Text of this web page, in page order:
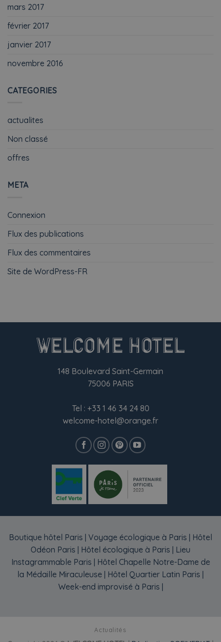
mars 2017
février 2017
janvier 2017
novembre 2016
CATEGORIES
actualites
Non classé
offres
META
Connexion
Flux des publications
Flux des commentaires
Site de WordPress-FR
148 Boulevard Saint-Germain
75006 PARIS
Tel : +33 1 46 34 24 80
welcome-hotel@orange.fr
Boutique hôtel Paris Voyage écologique à Paris
Hôtel
Odéon Paris
Hôtel écologique à Paris
Lieu
Instagrammable Paris
Hôtel Chapelle Notre-Dame de
la Médaille Miraculeuse
Hôtel Quartier Latin Paris
Week-end improvisé à Paris
Actualités